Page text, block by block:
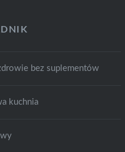
do pieczenia trzy jabłka
bez suplementów
kuchnia